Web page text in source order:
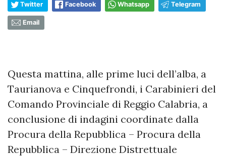
Twitter Facebook Whatsapp Telegram
Email
Questa mattina, alle prime luci dell’alba, a
Taurianova e Cinquefrondi, i Carabinieri del
Comando Provinciale di Reggio Calabria, a
conclusione di indagini coordinate dalla
Procura della Repubblica – Procura della
Repubblica – Direzione Distrettuale